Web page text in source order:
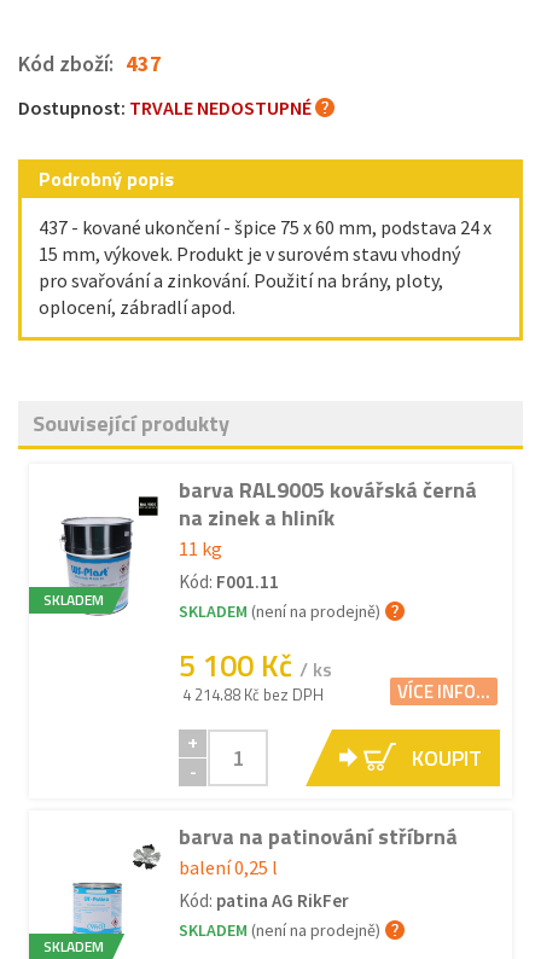
Kód zboží: 437
Dostupnost: TRVALE NEDOSTUPNÉ
Podrobný popis
437 - kované ukončení - špice 75 x 60 mm, podstava 24 x
15 mm, výkovek. Produkt je v surovém stavu vhodný
pro svařování a zinkování. Použití na brány, ploty,
oplocení, zábradlí apod.
Související produkty
SKLADEM
barva RAL9005 kovářská černá
na zinek a hliník
11 kg
Kód: F001.11
SKLADEM (není na prodejně)
5 100 Kč / ks
4 214.88 Kč bez DPH VÍCE INFO...
+
-
KOUPIT
SKLADEM
barva na patinování stříbrná
balení 0,25 l
Kód: patina AG RikFer
SKLADEM (není na prodejně)